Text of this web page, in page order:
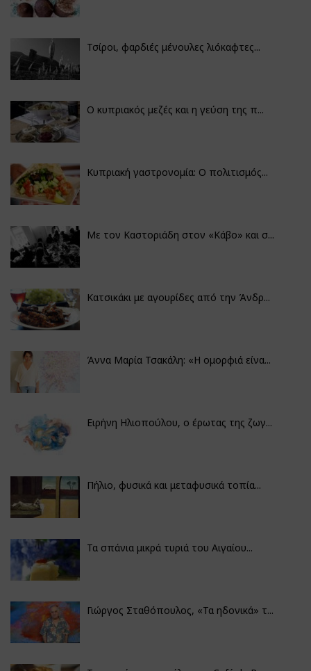
Τσίροι, φαρδιές μένουλες λιόκαφτες...
Ο κυπριακός μεζές και η γεύση της π...
Κυπριακή γαστρονομία: Ο πολιτισμός...
Με τον Καστοριάδη στον «Κάβο» και σ...
Κατσικάκι με αγουρίδες από την Άνδρ...
Άννα Μαρία Τσακάλη: «Η ομορφιά είνα...
Ειρήνη Ηλιοπούλου, ο έρωτας της ζωγ...
Πήλιο, φυσικά και μεταφυσικά τοπία...
Τα σπάνια μικρά τυριά του Αιγαίου...
Γιώργος Σταθόπουλος, «Τα ηδονικά» τ...